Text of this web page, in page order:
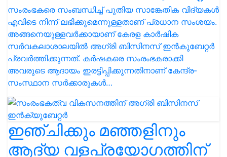
സംരംഭകരെ സംബന്ധിച്ച് പുതിയ സാങ്കേതിക വിദ്യകള്‍
എവിടെ നിന്ന് ലഭിക്കുമെന്നുള്ളതാണ് പ്രധാന സംശയം.
അങ്ങനെയുള്ളവര്‍ക്കായാണ് കേരള കാര്‍ഷിക
സര്‍വകലാശാലയില്‍ അഗ്രി ബിസിനസ് ഇന്‍കുബേറ്റര്‍
പ്രവര്‍ത്തിക്കുന്നത്. കര്‍ഷകരെ സംരംഭകരാക്കി
അവരുടെ ആദായം ഇരട്ടിപ്പിക്കുന്നതിനാണ് കേന്ദ്ര-
സംസ്ഥാന സര്‍ക്കാരുകള്‍…
ഇഞ്ചിക്കും മഞ്ഞളിനും
ആദ്യ വളപ്രയോഗത്തിന്